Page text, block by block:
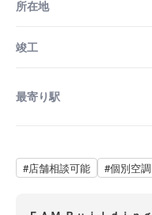
所在地
竣工
最寄り駅
#店舗相談可能 #個別空調